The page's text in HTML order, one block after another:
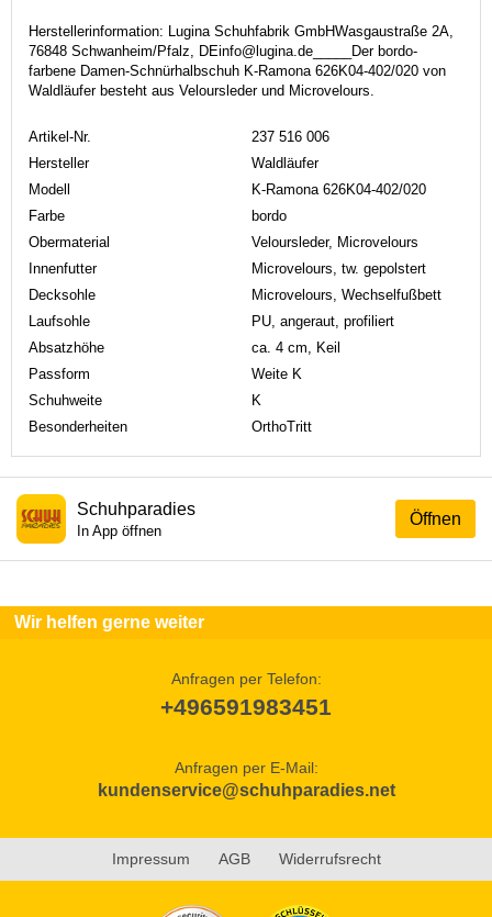
Herstellerinformation: Lugina Schuhfabrik GmbHWasgaustraße 2A,
76848 Schwanheim/Pfalz, DEinfo@lugina.de_____Der bordo-
farbene Damen-Schnürhalbschuh K-Ramona 626K04-402/020 von
Waldläufer besteht aus Veloursleder und Microvelours.
Artikel-Nr.
237 516 006
Hersteller
Waldläufer
Modell
K-Ramona 626K04-402/020
Farbe
bordo
Obermaterial
Veloursleder, Microvelours
Innenfutter
Microvelours, tw. gepolstert
Decksohle
Microvelours, Wechselfußbett
Laufsohle
PU, angeraut, profiliert
Absatzhöhe
ca. 4 cm, Keil
Passform
Weite K
Schuhweite
K
Besonderheiten
OrthoTritt
Öffnen
Schuhparadies
In App öffnen
Wir helfen gerne weiter
Anfragen per Telefon:
+496591983451
Anfragen per E-Mail:
kundenservice@schuhparadies.net
Impressum AGB Widerrufsrecht